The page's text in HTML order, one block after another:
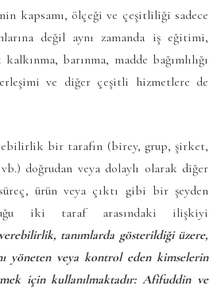
kapsamı, ölçeği ve çeşitliliği sadece
değil aynı zamanda iş eğitimi,
barınma, madde bağımlılığı
ve diğer çeşitli hizmetlere de
bir tarafın (birey, grup, şirket,
doğrudan veya dolaylı olarak diğer
ürün veya çıktı gibi bir şeyden
iki taraf arasındaki ilişkiyi
tanımlarda gösterildiği üzere,
yöneten veya kontrol eden kimselerin
için kullanılmaktadır: Afifuddin ve